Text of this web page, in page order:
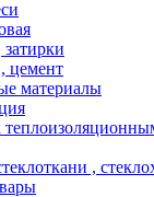
цемент
материалы
,